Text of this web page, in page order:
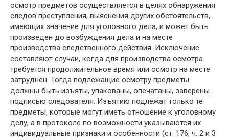
осмотр предметов осуществляется в целях обнаружения
следов преступления, выяснения других обстоятельств,
имеющих значение для уголовного дела, и может быть
произведен до возбуждения дела и на месте
производства следственного действия. Исключение
составляют случаи, когда для производства осмотра
требуется продолжительное время или осмотр на месте
затруднен. Тогда подлежащие осмотру предметы
должны быть изъяты, упакованы, опечатаны, заверены
подписью следователя. Изъятию подлежат только те
предметы, которые могут иметь отношение к уголовному
делу, а в протоколе по возможности указываются их
индивидуальные признаки и особенности (ст. 176, ч. 2 и 3